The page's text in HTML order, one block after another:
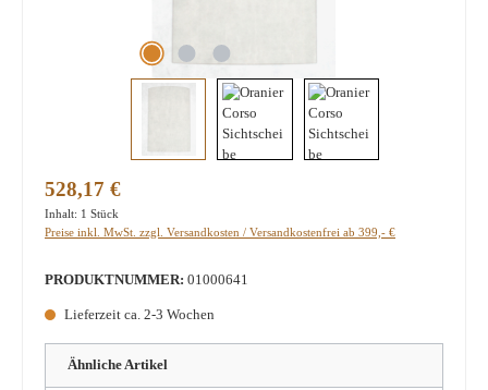
Regulärer Preis:
528,17 €
Inhalt: 1 Stück
Preise inkl. MwSt. zzgl. Versandkosten / Versandkostenfrei ab 399,- €
PRODUKTNUMMER: 01000641
Lieferzeit ca. 2-3 Wochen
Ähnliche Artikel